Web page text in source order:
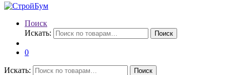
Поиск
Искать:
Поиск
0
Искать: Поиск